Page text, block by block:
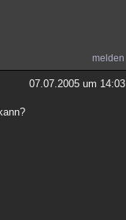
melden
07.07.2005 um 14:03